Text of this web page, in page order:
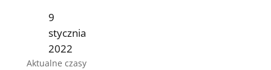
9
stycznia
2022
Aktualne czasy